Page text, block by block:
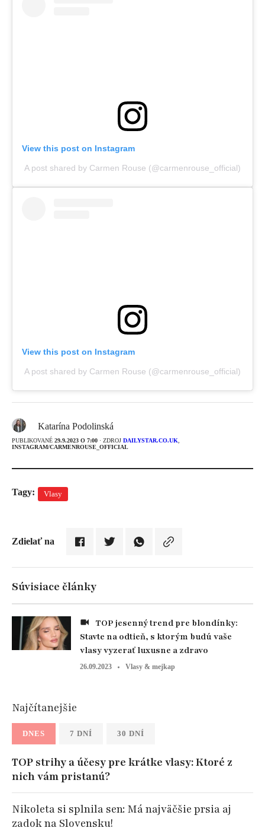
View this post on Instagram
A post shared by Carmen Rouse (@carmenrouse_official)
View this post on Instagram
A post shared by Carmen Rouse (@carmenrouse_official)
Katarína Podolinská
PUBLIKOVANÉ 29.9.2023 O 7:00 · ZDROJ DAILYSTAR.CO.UK
INSTAGRAM/CARMENROUSE_OFFICIAL
Tagy: Vlasy
Zdielať na
Súvisiace články
Stavte na odtieň, s ktorým budú vaše
vlasy vyzerať luxusne a zdravo
26.09.2023 Vlasy & mejkap
Najčítanejšie
DNES 7 DNÍ 30 DNÍ
TOP strihy a účesy pre krátke vlasy: Ktoré z
nich vám pristanú?
Nikoleta si splnila sen: Má najväčšie prsia aj
zadok na Slovensku!